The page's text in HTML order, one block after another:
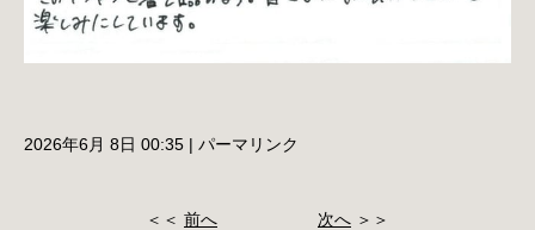
2026年6月 8日 00:35 | パーマリンク
＜＜ 前へ 次へ ＞＞